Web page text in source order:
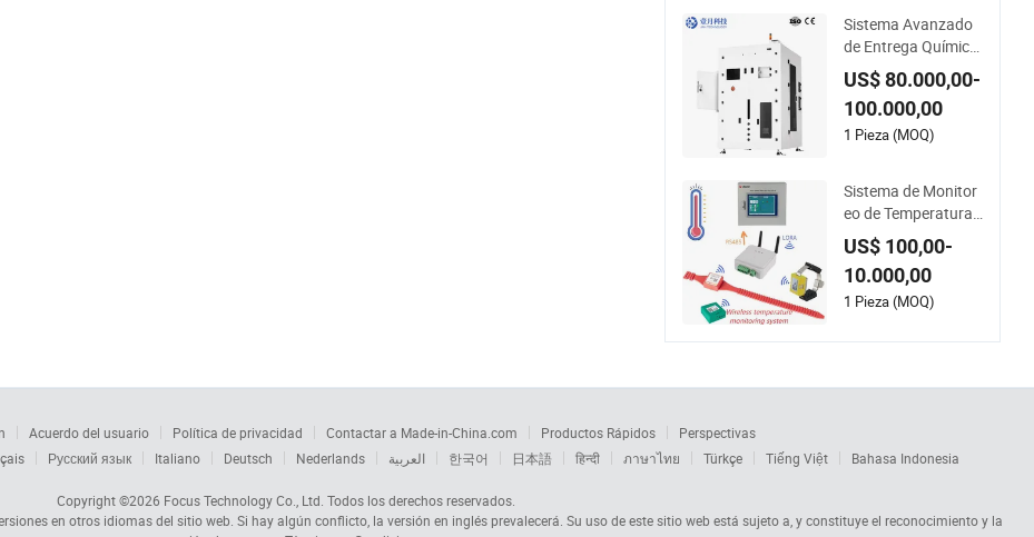
a Codesys Openpcs
Sistema Avanzado
de Entrega Química
Ccb Cabina de Acop
lamiento Limpio par
a Aplicaciones Indu
striales
US$ 80.000,00-
100.000,00
1 Pieza (MOQ)
Sistema de Monitor
eo de Temperatura I
nalámbrico en Tiem
po Real para Busba
r y Cable de Switchg
ear
US$ 100,00-
10.000,00
1 Pieza (MOQ)
Acuerdo del usuario Política de privacidad Contactar a Made-in-China.com Productos Rápidos
Perspectivas
Русский язык Italiano Deutsch Nederlands العربية 한국어 日本語 हिन्दी ภาษาไทย Türkçe Tiếng Việt Bahasa Indonesia
Copyright ©2026 Focus Technology Co., Ltd. Todos los derechos reservados.
en otros idiomas del sitio web. Si hay algún conflicto, la versión en inglés prevalecerá. Su uso de este sitio web está sujeto a, y constituye el reconocimiento y la